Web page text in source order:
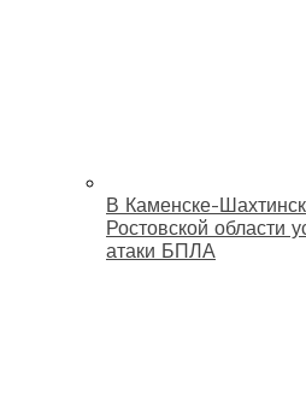
В Каменске-
Ростовской области
атаки БПЛА